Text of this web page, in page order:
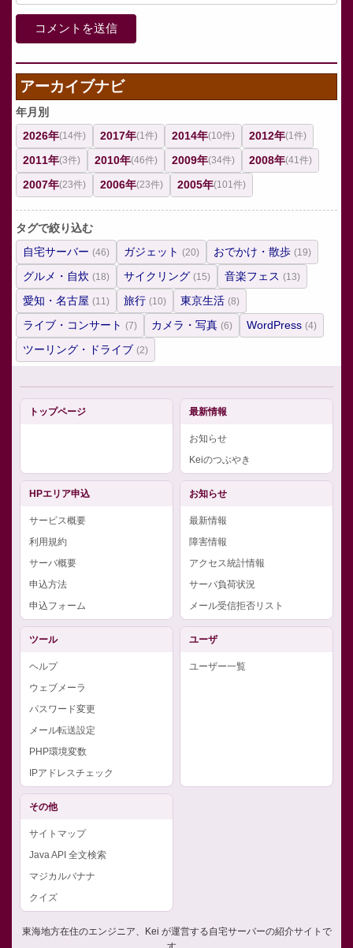
アーカイブナビ
年月別
2026年(14件) 2017年(1件) 2014年(10件) 2012年(1件)
2011年(3件) 2010年(46件) 2009年(34件) 2008年(41件)
2007年(23件) 2006年(23件) 2005年(101件)
タグで絞り込む
自宅サーバー (46) ガジェット (20) おでかけ・散歩 (19)
グルメ・自炊 (18) サイクリング (15) 音楽フェス (13)
愛知・名古屋 (11) 旅行 (10) 東京生活 (8)
ライブ・コンサート (7) カメラ・写真 (6) WordPress (4)
ツーリング・ドライブ (2)
トップページ 最新情報
お知らせ
Keiのつぶやき
HPエリア申込
サービス概要
利用規約
サーバ概要
申込方法
申込フォーム
お知らせ
最新情報
障害情報
アクセス統計情報
サーバ負荷状況
メール受信拒否リスト
ツール
ヘルプ
ウェブメーラ
パスワード変更
メール転送設定
PHP環境変数
IPアドレスチェック
ユーザ
ユーザー一覧
その他
サイトマップ
Java API 全文検索
マジカルバナナ
クイズ
東海地方在住のエンジニア、Kei が運営する自宅サーバーの紹介サイトで